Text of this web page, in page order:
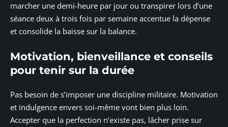
marcher une demi-heure par jour ou transpirer lors d’une
séance deux à trois fois par semaine accentue la dépense
et consolide la baisse sur la balance.
Motivation, bienveillance et conseils
pour tenir sur la durée
Pas besoin de s’imposer une discipline militaire. Motivation
et indulgence envers soi-même vont bien plus loin.
Accepter que la perfection n’existe pas, lâcher prise sur